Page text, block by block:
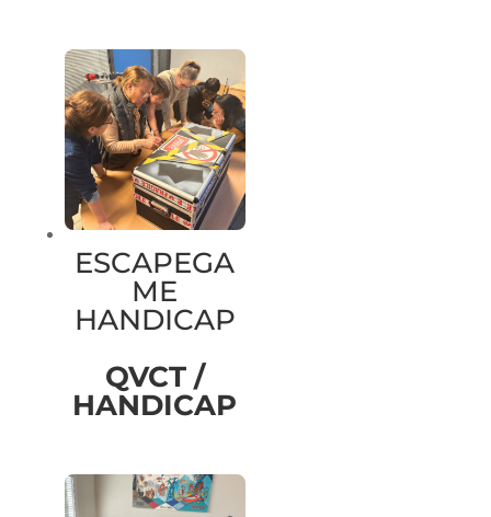
ESCAPEGA
ME
HANDICAP
QVCT /
HANDICAP